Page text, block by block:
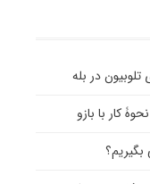
تلوبیون در بله
کار با بازو